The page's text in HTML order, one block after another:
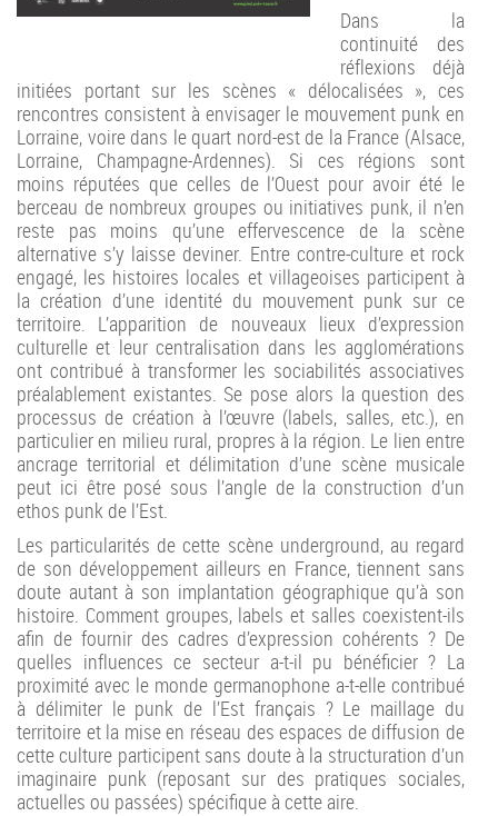
Dans la
continuité des
réflexions déjà
initiées portant sur les scènes « délocalisées », ces
rencontres consistent à envisager le mouvement punk en
Lorraine, voire dans le quart nord-est de la France (Alsace,
Lorraine, Champagne-Ardennes). Si ces régions sont
moins réputées que celles de l’Ouest pour avoir été le
berceau de nombreux groupes ou initiatives punk, il n’en
reste pas moins qu’une effervescence de la scène
alternative s’y laisse deviner. Entre contre-culture et rock
engagé, les histoires locales et villageoises participent à
la création d’une identité du mouvement punk sur ce
territoire. L’apparition de nouveaux lieux d’expression
culturelle et leur centralisation dans les agglomérations
ont contribué à transformer les sociabilités associatives
préalablement existantes. Se pose alors la question des
processus de création à l’œuvre (labels, salles, etc.), en
particulier en milieu rural, propres à la région. Le lien entre
ancrage territorial et délimitation d’une scène musicale
peut ici être posé sous l’angle de la construction d’un
ethos punk de l’Est.
Les particularités de cette scène underground, au regard
de son développement ailleurs en France, tiennent sans
doute autant à son implantation géographique qu’à son
histoire. Comment groupes, labels et salles coexistent-ils
afin de fournir des cadres d’expression cohérents ? De
quelles influences ce secteur a-t-il pu bénéficier ? La
proximité avec le monde germanophone a-t-elle contribué
à délimiter le punk de l’Est français ? Le maillage du
territoire et la mise en réseau des espaces de diffusion de
cette culture participent sans doute à la structuration d’un
imaginaire punk (reposant sur des pratiques sociales,
actuelles ou passées) spécifique à cette aire.